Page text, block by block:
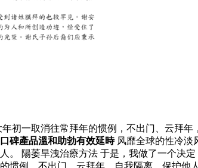
初一取消往常拜年的惯例，不出门、云拜
口碑產品溫和助勃有效延時风靡全球的性冷淡
。 陽萎旱洩治療方法 于是，我做了一个决
惯例，不出门、云拜年，自我隔离、保护他